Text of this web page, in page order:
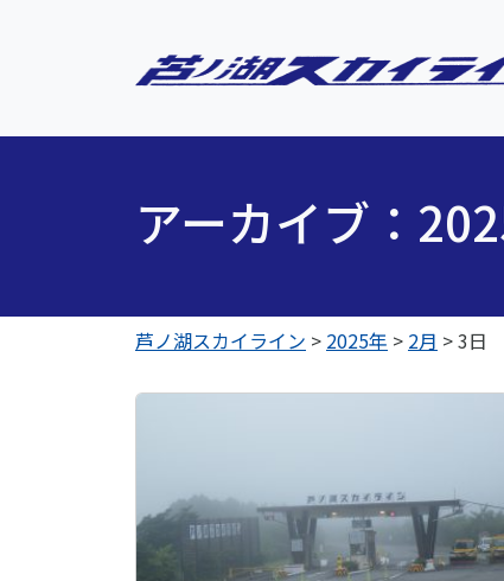
アーカイブ：
芦ノ湖スカイライン > 2025年 > 2月 >3日